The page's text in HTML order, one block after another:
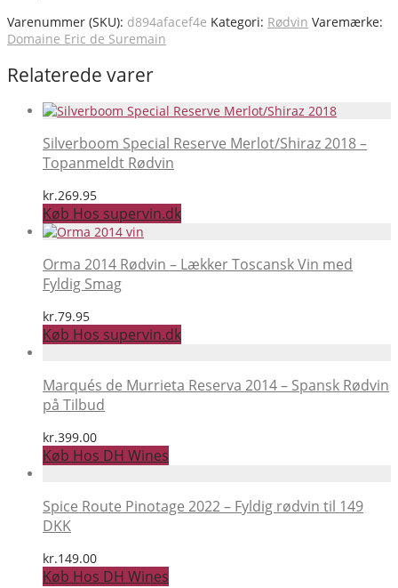
Varenummer (SKU): d894afacef4e Kategori: Rødvin Varemærke:
Domaine Eric de Suremain
Relaterede varer
Silverboom Special Reserve Merlot/Shiraz 2018 –
Topanmeldt Rødvin
kr.269.95
Køb Hos supervin.dk
Orma 2014 Rødvin – Lækker Toscansk Vin med
Fyldig Smag
kr.79.95
Køb Hos supervin.dk
Marqués de Murrieta Reserva 2014 – Spansk Rødvin
på Tilbud
kr.399.00
Køb Hos DH Wines
Spice Route Pinotage 2022 – Fyldig rødvin til 149
DKK
kr.149.00
Køb Hos DH Wines